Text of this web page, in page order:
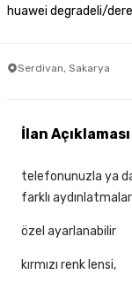
huawei degradeli/
Serdivan, Sakarya
İlan Açıklaması
telefonunuzla ya
farklı
özel ayarlanabilir
kırmızı renk lensi,